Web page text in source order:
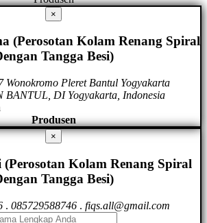
×
(Perosotan Kolam Renang Spiral
Tangga Besi)
Wonokromo Pleret Bantul Yogyakarta
BANTUL, DI Yogyakarta, Indonesia
Produsen
×
Kolam Renang Spiral
Tangga Besi)
. 085729588746 . fiqs.all@gmail.com